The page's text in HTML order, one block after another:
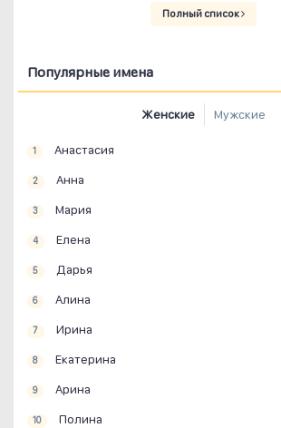
Полный список
Популярные имена
Женские Мужские
1 Анастасия
2 Анна
3 Мария
4 Елена
5 Дарья
6 Алина
7 Ирина
8 Екатерина
9 Арина
10 Полина